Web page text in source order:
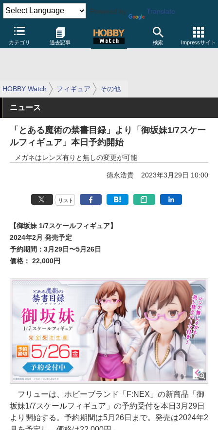
Powered by Translate
カテゴリ 過去記事 検索 Impressサイト
HOBBY Watch フィギュア その他
ニュース
「とある魔術の禁書目録」より「御坂妹1/7スケー
ルフィギュア」本日予約開始
メガネはレンズ有りと無しの変更が可能
徳永浩貴 2023年3月29日 10:00
リスト
【御坂妹 1/7スケールフィギュア】
2024年2月 発売予定
予約期間：3月29日〜5月26日
価格： 22,000円
フリューは、ホビーブランド「F:NEX」の新商品「御
坂妹1/7スケールフィギュア」の予約受付を本日3月29日
より開始する。予約期間は5月26日まで。発売は2024年2